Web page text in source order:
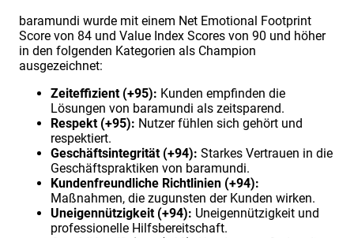
baramundi wurde mit einem Net Emotional Footprint
Score von 84 und Value Index Scores von 90 und höher
in den folgenden Kategorien als Champion
ausgezeichnet:
Zeiteffizient (+95): Kunden empfinden die
Lösungen von baramundi als zeitsparend.
Respekt (+95): Nutzer fühlen sich gehört und
respektiert.
Geschäftsintegrität (+94): Starkes Vertrauen in die
Geschäftspraktiken von baramundi.
Kundenfreundliche Richtlinien (+94):
Maßnahmen, die zugunsten der Kunden wirken.
Uneigennützigkeit (+94): Uneigennützigkeit und
professionelle Hilfsbereitschaft.